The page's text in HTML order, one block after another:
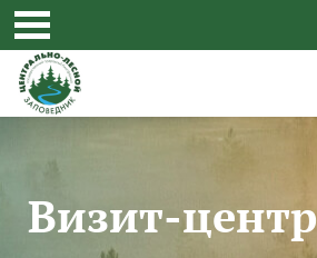
Перейти к основному содержанию
Визит-центр